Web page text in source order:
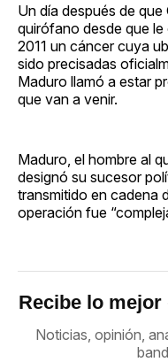
Un día después de
quirófano desde que
2011 un cáncer cuya
sido precisadas
Maduro llamó a estar
que van a venir.
Maduro, el hombre al
designó su sucesor
transmitido en cadena
operación fue
Recibe lo
Noticias, opinión,